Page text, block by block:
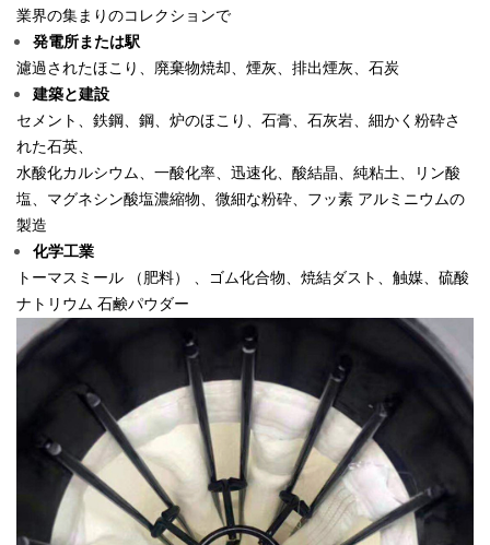
業界の集まりのコレクションで
発電所または駅
濾過されたほこり、廃棄物焼却、煙灰、排出煙灰、石炭
建築と建設
セメント、鉄鋼、鋼、炉のほこり、石膏、石灰岩、細かく粉砕さ
れた石英、
水酸化カルシウム、一酸化率、迅速化、酸結晶、純粘土、リン酸
塩、マグネシン酸塩濃縮物、微細な粉砕、フッ素 アルミニウムの
製造
化学工業
トーマスミール （肥料） 、ゴム化合物、焼結ダスト、触媒、硫酸
ナトリウム 石鹸パウダー